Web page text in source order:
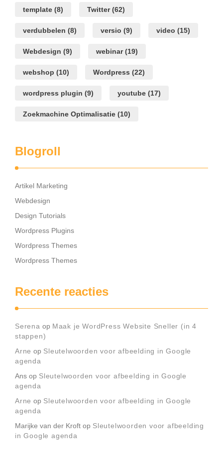
template (8) Twitter(62)
verdubbelen (8) versio (9) video (15)
Webdesign (9) webinar(19)
webshop (10) Wordpress (22)
wordpress plugin (9) youtube (17)
Zoekmachine Optimalisatie (10)
Blogroll
Artikel Marketing
Webdesign
Design Tutorials
Wordpress Plugins
Wordpress Themes
Wordpress Themes
Recente reacties
Serena op Maak je WordPress Website Sneller (in 4
stappen)
Arne op Sleutelwoorden voor afbeelding in Google
agenda
Ans op Sleutelwoorden voor afbeelding in Google
agenda
Arne op Sleutelwoorden voor afbeelding in Google
agenda
Marijke van der Kroft op Sleutelwoorden voor afbeelding
in Google agenda